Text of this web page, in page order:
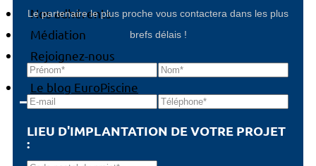
Nos adhérents
Médiation
Rejoignez-nous
Le blog EuroPiscine
Le partenaire le plus proche vous contactera dans les plus
brefs délais !
LIEU D'IMPLANTATION DE VOTRE PROJET
: